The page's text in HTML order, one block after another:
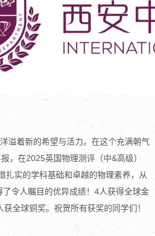
着新的希望与活力。在这个充满朝气
，在2025英国物理测评（中&高级）
扎实的学科基础和卓越的物理素养，从
令人瞩目的优异成绩！ 4人获得全球金
获全球铜奖。 祝贺所有获奖的同学们！